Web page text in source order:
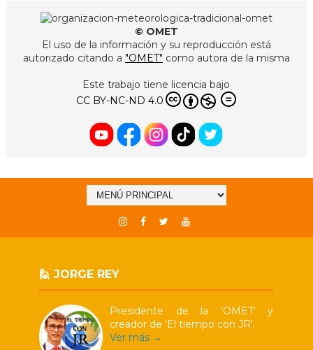
© OMET
El uso de la información y su reproducción está
autorizado citando a "OMET" como autora de la misma
Este trabajo tiene licencia bajo
CC BY-NC-ND 4.0
🙋 JORGE REY
Presidente de la 'OMET' y
creador de 'El tiempo con JR'.
Ver más →